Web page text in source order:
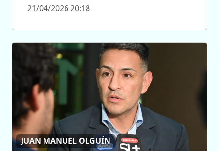
21/04/2026 20:18
JUAN MANUEL OLGUÍN